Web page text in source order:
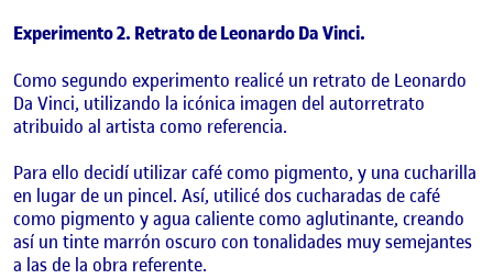
Experimento 2. Retrato de Leonardo Da Vinci.
Como segundo experimento realicé un retrato de Leonardo
Da Vinci, utilizando la icónica imagen del autorretrato
atribuido al artista como referencia.
Para ello decidí utilizar café como pigmento, y una cucharilla
en lugar de un pincel. Así, utilicé dos cucharadas de café
como pigmento y agua caliente como aglutinante, creando
así un tinte marrón oscuro con tonalidades muy semejantes
a las de la obra referente.